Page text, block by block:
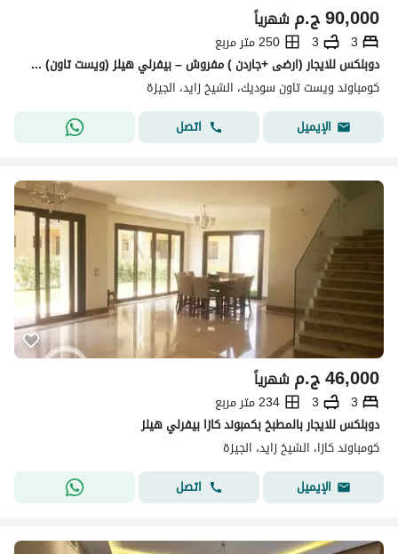
ج.م90,000 شهرياً
3
3
250 متر مربع
دوبلكس للايجار (ارضى +جاردن ) مفروش – بيفرلي هيلز (ويست تاون) Westown– الشيخ زايد -على وصلة دهشور، على بُعد دقائق من محور 26 يوليو
كومباوند ويست تاون سوديك، الشيخ زايد، الجيزة
الإيميل
اتصل
ج.م46,000 شهرياً
3
3
234 متر مربع
دوبلكس للايجار بالمطبخ بكمبوند كازا بيفرلي هيلز
كومباوند كازا، الشيخ زايد، الجيزة
الإيميل
اتصل